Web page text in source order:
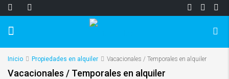
Inicio Propiedades en alquiler Vacacionales / Temporales en alquiler
Vacacionales / Temporales en alquiler